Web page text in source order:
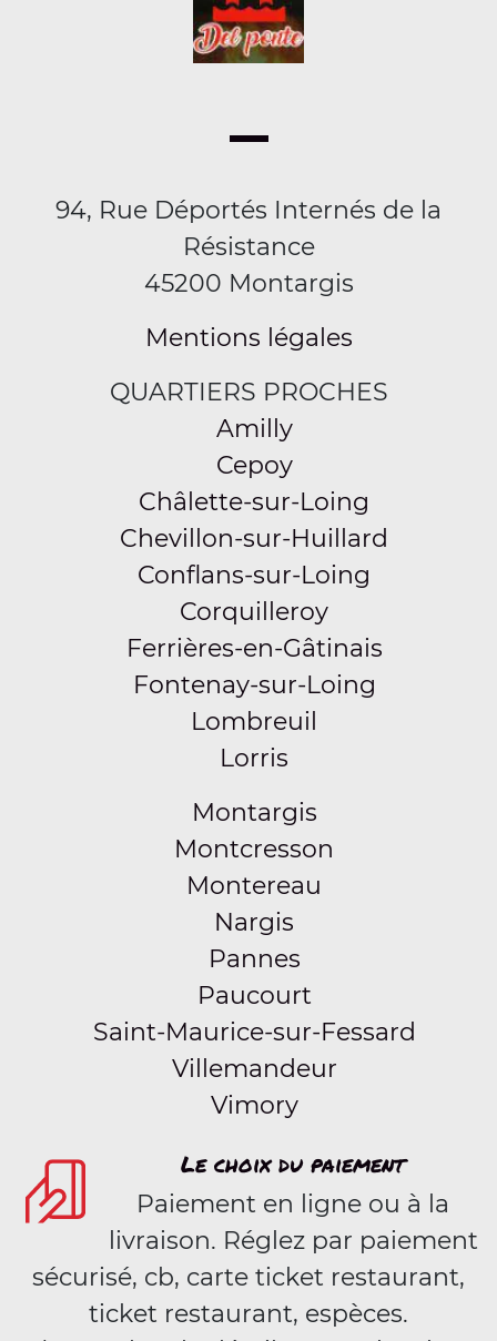
94, Rue Déportés Internés de la
Résistance
45200 Montargis
Mentions légales
QUARTIERS PROCHES
Amilly
Cepoy
Châlette-sur-Loing
Chevillon-sur-Huillard
Conflans-sur-Loing
Corquilleroy
Ferrières-en-Gâtinais
Fontenay-sur-Loing
Lombreuil
Lorris
Montargis
Montcresson
Montereau
Nargis
Pannes
Paucourt
Saint-Maurice-sur-Fessard
Villemandeur
Vimory
Le choix du paiement
Paiement en ligne ou à la
livraison. Réglez par paiement
sécurisé, cb, carte ticket restaurant,
ticket restaurant, espèces.